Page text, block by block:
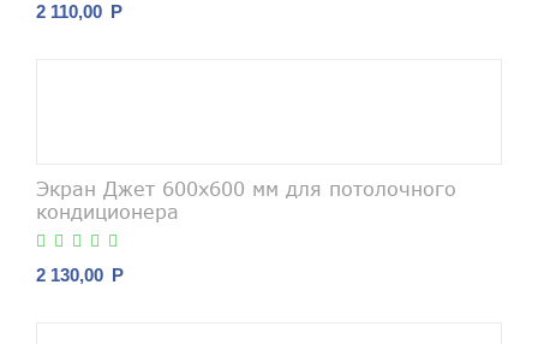
2 110,00 Р
Экран Джет 600х600 мм для потолочного
кондиционера
2 130,00 Р